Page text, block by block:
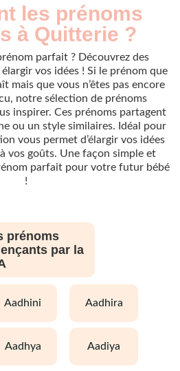
les prénoms
à Quitterie ?
parfait ? Découvrez des
vos idées ! Si le prénom que
mais que vous n’êtes pas encore
notre sélection de prénoms
inspirer. Ces prénoms partagent
ou un style similaires. Idéal pour
vous permet d’élargir vos idées
vos goûts. Une façon simple et
parfait pour votre futur bébé
!
prénoms
par la
aadhini aadhira
aadhya aadiya